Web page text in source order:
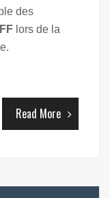
des
lors de la
Read More